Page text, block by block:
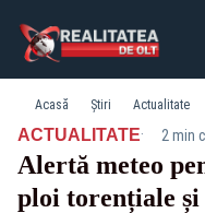
Acasă Știri Actualitate
ACTUALITATE· 2 min
Alertă meteo
ploi torențiale